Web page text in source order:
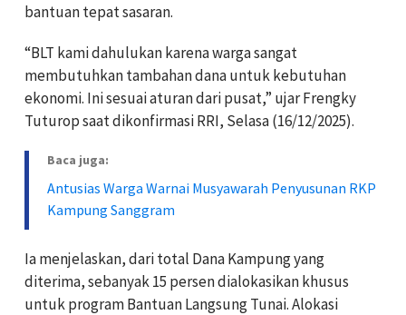
bantuan tepat sasaran.
“BLT kami dahulukan karena warga sangat
membutuhkan tambahan dana untuk kebutuhan
ekonomi. Ini sesuai aturan dari pusat,” ujar Frengky
Tuturop saat dikonfirmasi RRI, Selasa (16/12/2025).
Baca juga:
Antusias Warga Warnai Musyawarah Penyusunan RKP
Kampung Sanggram
Ia menjelaskan, dari total Dana Kampung yang
diterima, sebanyak 15 persen dialokasikan khusus
untuk program Bantuan Langsung Tunai. Alokasi